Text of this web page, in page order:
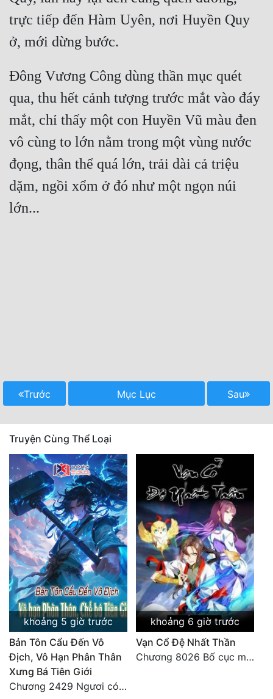
trực tiếp đến Hàm Uyên, nơi Huyền Quy
Đông Vương Công dùng thần mục quét
qua, thu hết cảnh tượng trước mắt vào đáy
mắt, chỉ thấy một con Huyền Vũ màu đen
vô cùng to lớn nằm trong một vùng nước
đọng, thân thể quá lớn, trải dài cả triệu
dặm, ngồi xổm ở đó như một ngọn núi
Trước Mục Lục Sau
Truyện Cùng Thể Loại
khoảng 5 giờ trước
Bản Tôn Cẩu Đến Vô
Địch, Vô Hạn Phân Thân
Xưng Bá Tiên Giới
Chương 2429 Ngươi có tuệ nhãn? Ta có...
khoảng 6 giờ trước
Vạn Cổ Đệ Nhất Thần
Chương 8026 Bố cục mới